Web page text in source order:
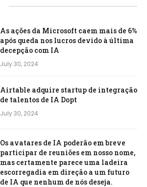
As ações da Microsoft caem mais de 6%
após queda nos lucros devido à última
decepção com IA
July 30, 2024
Airtable adquire startup de integração
de talentos de IA Dopt
July 30, 2024
Os avatares de IA poderão em breve
participar de reuniões em nosso nome,
mas certamente parece uma ladeira
escorregadia em direção a um futuro
de IA que nenhum de nós deseja.